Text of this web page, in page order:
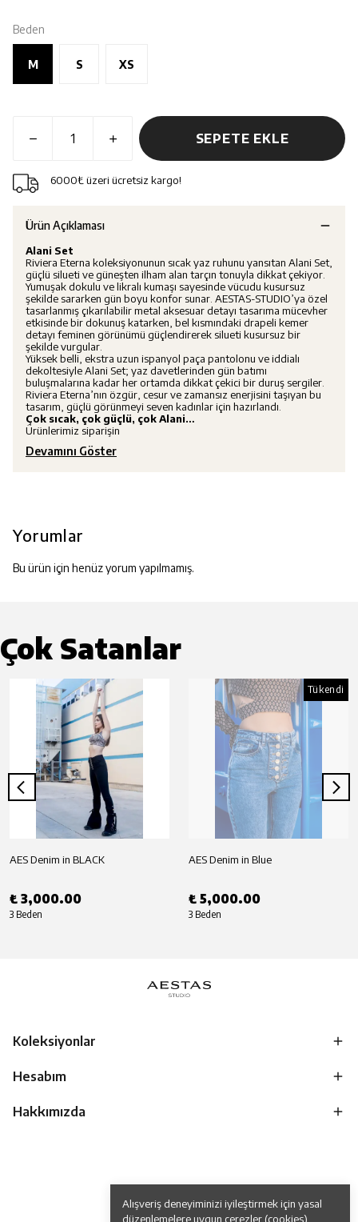
Alışveriş deneyiminizi iyileştirmek için yasal
düzenlemelere uygun çerezler (cookies)
Beden
M S XS
SEPETE EKLE
6000₺ üzeri ücretsiz kargo!
Ürün Açıklaması
Alani Set
Riviera Eterna koleksiyonunun sıcak yaz ruhunu yansıtan Alani Set,
güçlü silueti ve güneşten ilham alan tarçın tonuyla dikkat çekiyor.
Yumuşak dokulu ve likralı kumaşı sayesinde vücudu kusursuz
şekilde sararken gün boyu konfor sunar. AESTAS-STUDIO’ya özel
tasarlanmış çıkarılabilir metal aksesuar detayı tasarıma mücevher
etkisinde bir dokunuş katarken, bel kısmındaki drapeli kemer
detayı feminen görünümü güçlendirerek silueti kusursuz bir
şekilde vurgular.
Yüksek belli, ekstra uzun ispanyol paça pantolonu ve iddialı
dekoltesiyle Alani Set; yaz davetlerinden gün batımı
buluşmalarına kadar her ortamda dikkat çekici bir duruş sergiler.
Riviera Eterna’nın özgür, cesur ve zamansız enerjisini taşıyan bu
tasarım, güçlü görünmeyi seven kadınlar için hazırlandı.
Çok sıcak, çok güçlü, çok Alani…
Ürünlerimiz siparişin
Devamını Göster
Yorumlar
Bu ürün için henüz yorum yapılmamış.
Çok Satanlar
AES Denim in BLACK
₺ 3,000.00
3 Beden
Tükendi
AES Denim in Blue
₺ 5,000.00
3 Beden
Koleksiyonlar
Hesabım
Hakkımızda